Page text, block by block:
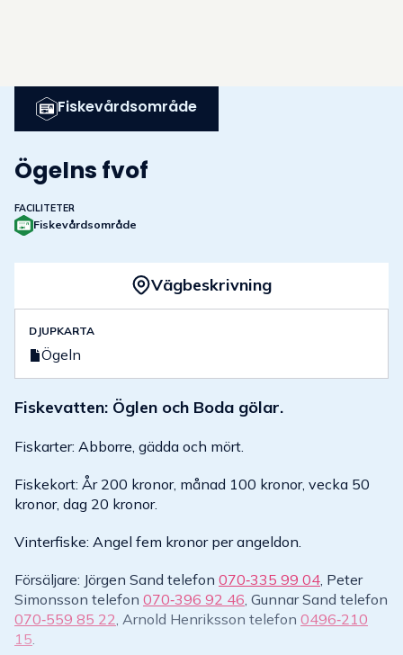
Fiskevårdsområde
Ögelns fvof
FACILITETER
Fiskevårdsområde
Vägbeskrivning
DJUPKARTA
Ögeln
Fiskevatten: Öglen och Boda gölar.
Fiskarter: Abborre, gädda och mört.
Fiskekort: År 200 kronor, månad 100 kronor, vecka 50
kronor, dag 20 kronor.
Vinterfiske: Angel fem kronor per angeldon.
Försäljare: Jörgen Sand telefon 070‑335 99 04, Peter
Simonsson telefon 070‑396 92 46, Gunnar Sand telefon
070‑559 85 22, Arnold Henriksson telefon 0496‑210
15.